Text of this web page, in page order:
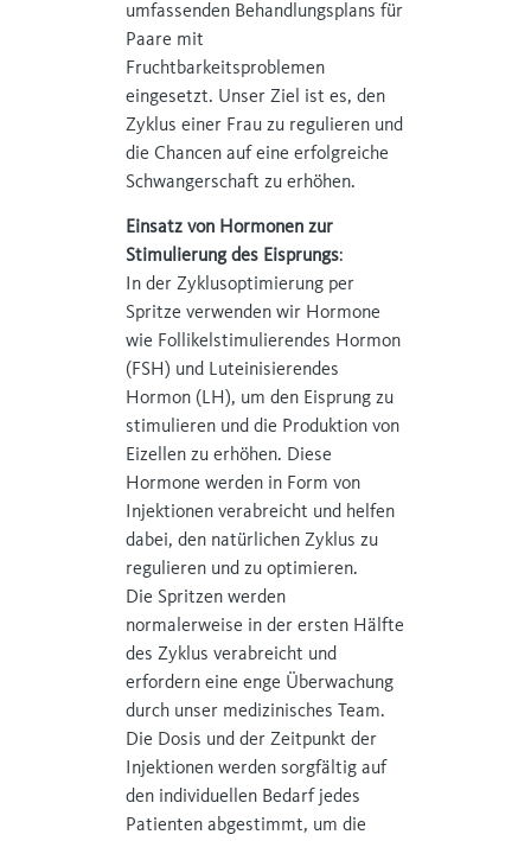
umfassenden Behandlungsplans für
Paare mit
Fruchtbarkeitsproblemen
eingesetzt. Unser Ziel ist es, den
Zyklus einer Frau zu regulieren und
die Chancen auf eine erfolgreiche
Schwangerschaft zu erhöhen.
Einsatz von Hormonen zur
Stimulierung des Eisprungs:
In der Zyklusoptimierung per
Spritze verwenden wir Hormone
wie Follikelstimulierendes Hormon
(FSH) und Luteinisierendes
Hormon (LH), um den Eisprung zu
stimulieren und die Produktion von
Eizellen zu erhöhen. Diese
Hormone werden in Form von
Injektionen verabreicht und helfen
dabei, den natürlichen Zyklus zu
regulieren und zu optimieren.
Die Spritzen werden
normalerweise in der ersten Hälfte
des Zyklus verabreicht und
erfordern eine enge Überwachung
durch unser medizinisches Team.
Die Dosis und der Zeitpunkt der
Injektionen werden sorgfältig auf
den individuellen Bedarf jedes
Patienten abgestimmt, um die